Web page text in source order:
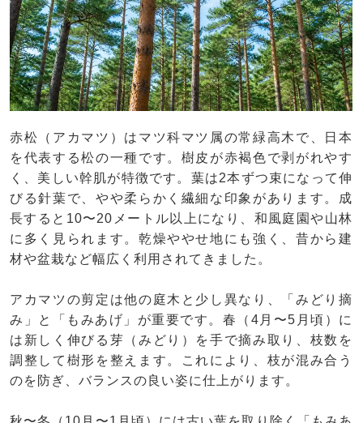
赤松（アカマツ）はマツ科マツ属の常緑高木で、日本
を代表する松の一種です。樹皮が赤褐色で剥がれやす
く、美しい幹肌が特徴です。葉は2本ずつ束になって伸
びる針葉で、やや柔らかく繊細な印象があります。成
長すると10〜20メートル以上になり、和風庭園や山林
に多く見られます。乾燥ややせ地にも強く、昔から建
材や盆栽など幅広く利用されてきました。
アカマツの剪定は他の庭木と少し異なり、「みどり摘
み」と「もみあげ」が重要です。春（4月〜5月頃）に
は新しく伸びる芽（みどり）を手で摘み取り、枝数を
調整して樹形を整えます。これにより、枝が混み合う
のを防ぎ、バランスの良い姿に仕上がります。